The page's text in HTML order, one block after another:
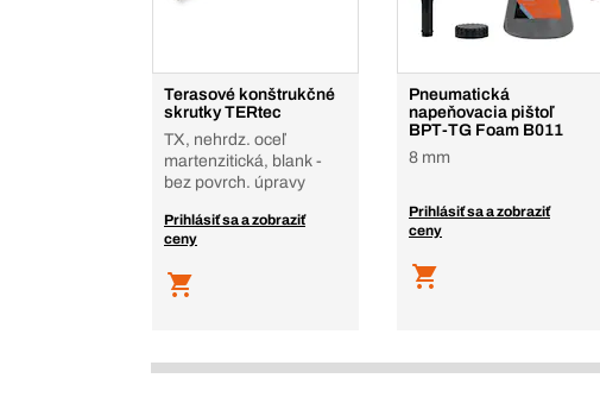
Terasové konštrukčné
skrutky TERtec
TX, nehrdz. oceľ
martenzitická, blank -
bez povrch. úpravy
Prihlásiť sa a zobraziť
ceny
Pneumatická
napeňovacia pištoľ
BPT-TG Foam B011
8 mm
Prihlásiť sa a zobraziť
ceny